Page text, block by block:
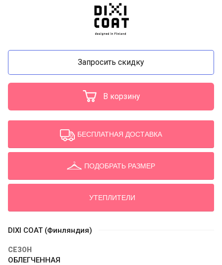
В корзину
Запросить скидку
БЕСПЛАТНАЯ ДОСТАВКА
ПОДОБРАТЬ РАЗМЕР
УТЕПЛИТЕЛИ
DIXI COAT (Финляндия)
СЕЗОН
ОБЛЕГЧЕННАЯ